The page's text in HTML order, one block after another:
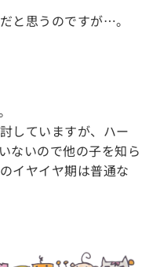
と思うのですが…。
していますが、ハー
ないので他の子を知ら
イヤイヤ期は普通な